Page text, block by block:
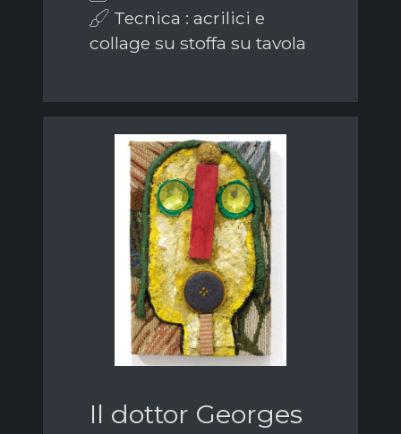
Tecnica : acrilici e
collage su stoffa su tavola
Il dottor Georges